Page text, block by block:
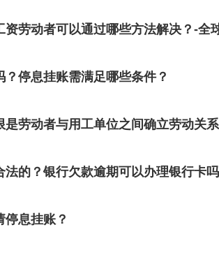
劳动者可以通过哪些方法解决？-全
停息挂账需满足哪些条件？
劳动者与用工单位之间确立劳动关
的？银行欠款逾期可以办理银行卡吗
停息挂账？